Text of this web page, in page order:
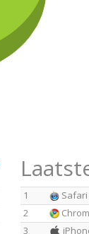
1 Safari
2
3